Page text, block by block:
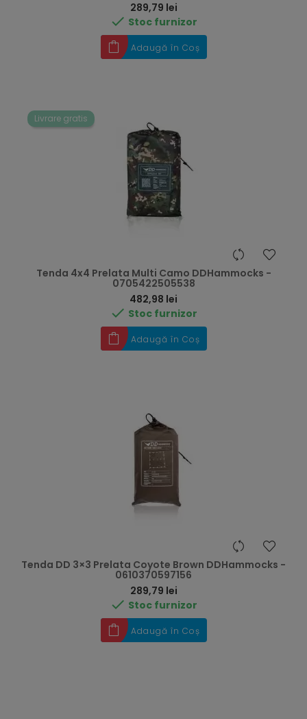
289,79 lei
 Stoc furnizor
Adaugă în Coș
Livrare gratis
Tenda 4x4 Prelata Multi Camo DDHammocks -
0705422505538
482,98 lei
 Stoc furnizor
Adaugă în Coș
Tenda DD 3×3 Prelata Coyote Brown DDHammocks -
0610370597156
289,79 lei
 Stoc furnizor
Adaugă în Coș